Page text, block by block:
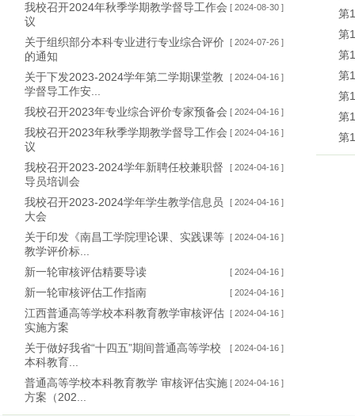
[ 2024-08-30 ]
我校召开2024年秋季学期教学督导工作会
议
[ 2024-07-26 ]
关于组织部分本科专业进行专业综合评价
的通知
[ 2024-04-16 ]
关于下发2023-2024学年第二学期课堂教
学督导工作安...
[ 2024-04-16 ]
我校召开2023年专业综合评价专家预备会
[ 2024-04-16 ]
我校召开2023年秋季学期教学督导工作会
议
[ 2024-04-16 ]
我校召开2023-2024学年新聘任校兼职督
导员培训会
[ 2024-04-16 ]
我校召开2023-2024学年学生教学信息员
大会
[ 2024-04-16 ]
关于印发《南昌工学院理论课、实践课等
教学评价标...
[ 2024-04-16 ]
新一轮审核评估精要导读
[ 2024-04-16 ]
新一轮审核评估工作指南
[ 2024-04-16 ]
江西普通高等学校本科教育教学审核评估
实施方案
[ 2024-04-16 ]
关于做好我省“十四五”期间普通高等学校
本科教育...
[ 2024-04-16 ]
普通高等学校本科教育教学 审核评估实施
方案（202...
第
第
第
第
第
第
第